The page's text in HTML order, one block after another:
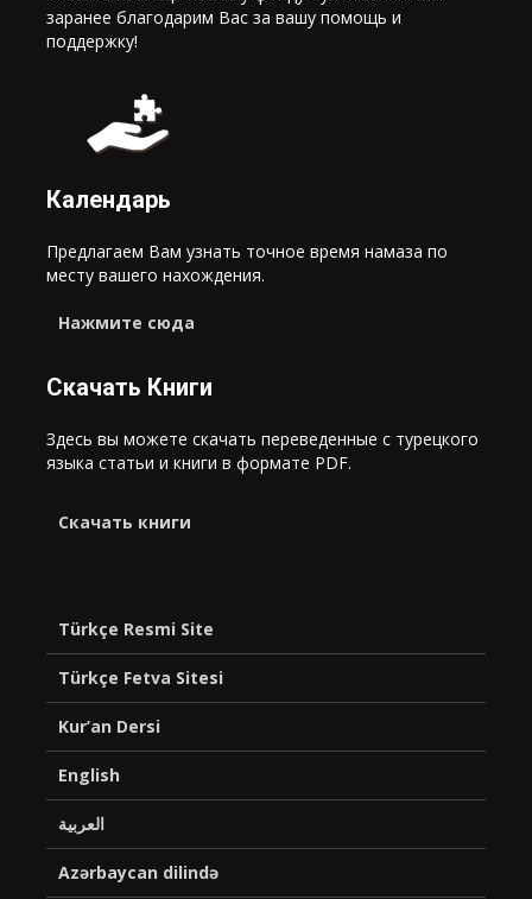
заранее благодарим Вас за вашу помощь и
поддержку!
Календарь
Предлагаем Вам узнать точное время намаза по
месту вашего нахождения.
Нажмите сюда
Скачать Книги
Здесь вы можете скачать переведенные с турецкого
языка статьи и книги в формате PDF.
Cкачать книги
Türkçe Resmi Site
Türkçe Fetva Sitesi
Kur’an Dersi
English
العربية
Azərbaycan dilində